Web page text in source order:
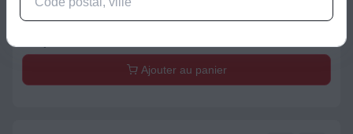
Ajouter au panier